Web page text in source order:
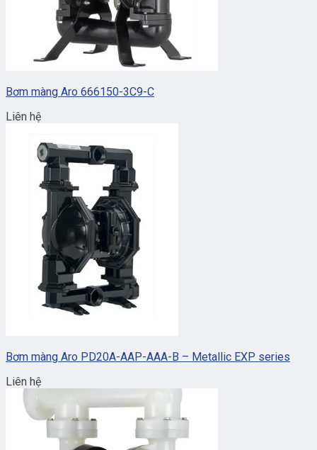
Bơm màng Aro 666150-3C9-C
Liên hệ
Bơm màng Aro PD20A-AAP-AAA-B – Metallic EXP series
Liên hệ